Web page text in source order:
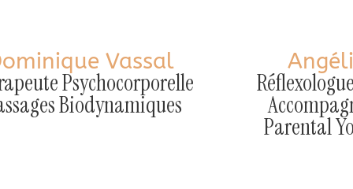
Vassal
Psychocorporelle
Biodynamiques
Parental